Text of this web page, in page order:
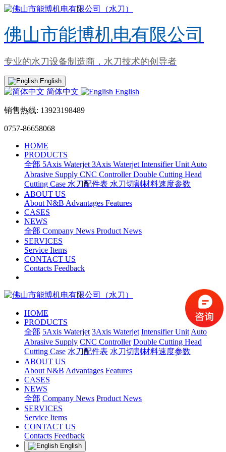
佛山市能博机电有限公司
专业的水刀设备制造商，水刀技术的创导者
English
简体中文 English
销售热线: 13923198489
0757-86658068
HOME
PRODUCTS
全部 5Axis Waterjet 3Axis Waterjet Intensifier Unit Auto
Abrasive Supply CNC ControllerDouble Cutting Head
Cutting Case 水刀配件表 水刀切割材料速度参数
ABOUT US
About N&B Advantages Features
CASES
NEWS
全部 Company News Product News
SERVICES
Service Items
CONTACT US
Contacts Feedback
HOME
PRODUCTS
全部 5Axis Waterjet 3Axis Waterjet Intensifier Unit Auto
Abrasive Supply CNC Controller Double Cutting Head
Cutting Case 水刀配件表 水刀切割材料速度参数
ABOUT US
About N&B Advantages Features
CASES
NEWS
全部 Company News Product News
SERVICES
Service Items
CONTACT US
Contacts Feedback
English